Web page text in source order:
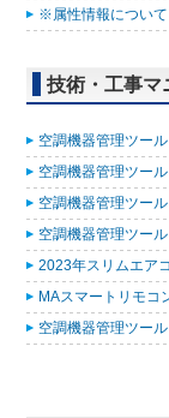
※属性情報につい
技術・工事マ
空調機器管理ツー
空調機器管理ツー
空調機器管理ツー
空調機器管理ツー
2023年スリムエア
MAスマートリモコ
空調機器管理ツー